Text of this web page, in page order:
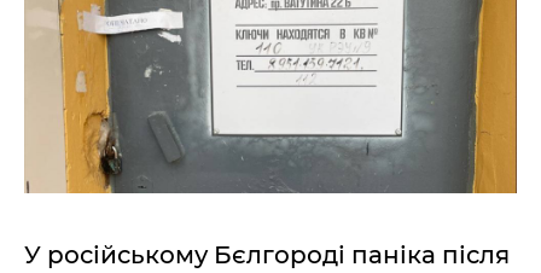
У російському Бєлгороді паніка після